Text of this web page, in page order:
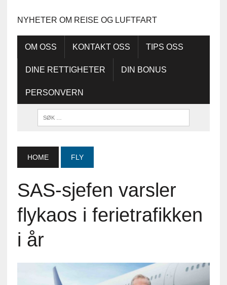
NYHETER OM REISE OG LUFTFART
OM OSS KONTAKT OSS TIPS OSS
DINE RETTIGHETER DIN BONUS
PERSONVERN
HOME FLY
SAS-sjefen varsler
flykaos i ferietrafikken
i år